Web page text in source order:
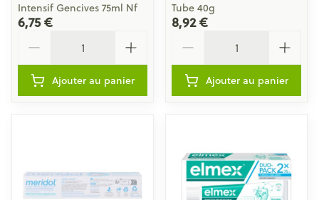
Intensif Gencives 75ml Nf
6,75 €
Ajouter au panier
Tube 40g
8,92 €
Ajouter au panier